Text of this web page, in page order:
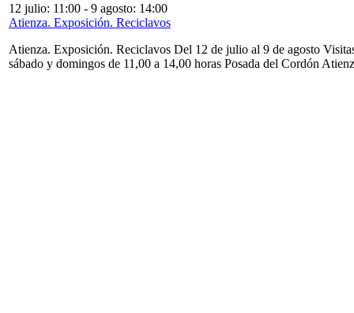
12 julio: 11:00 - 9 agosto: 14:00
Atienza. Exposición. Reciclavos
Atienza. Exposición. Reciclavos Del 12 de julio al 9 de agosto
sábado y domingos de 11,00 a 14,00 horas Posada del Cordón